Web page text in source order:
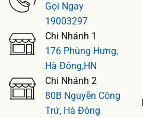
Gọi Ngay
19003297
Chi Nhánh 1
176 Phùng Hưng,
Hà Đông,HN
Chi Nhánh 2
80B Nguyễn Công
Trứ, Hà Đông